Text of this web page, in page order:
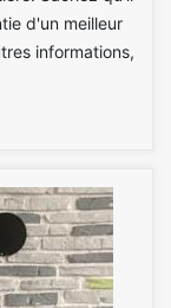
d'un meilleur
informations,